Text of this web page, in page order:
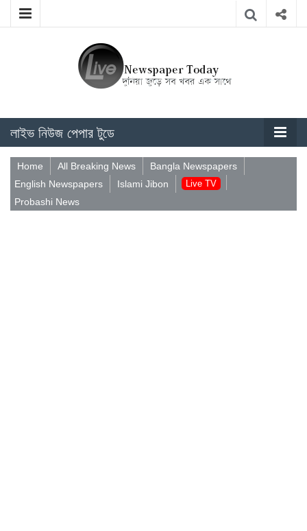
লাইভ নিউজ পেপার টুডে
Home All Breaking News
Bangla Newspapers
English Newspapers
Islami Jibon Live TV
Probashi News